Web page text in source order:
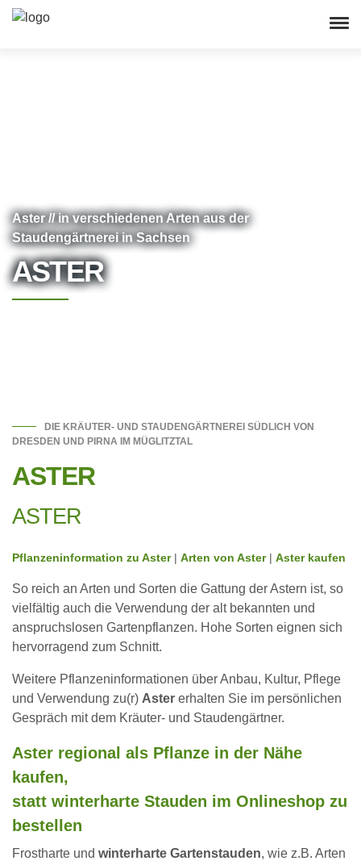
Aster // in verschiedenen Arten aus der
Staudengärtnerei in Sachsen
ASTER
DIE KRÄUTER- UND STAUDENGÄRTNEREI SÜDLICH VON
DRESDEN UND PIRNA IM MÜGLITZTAL
ASTER
ASTER
Pflanzeninformation zu Aster| Arten von Aster| Aster kaufen
So reich an Arten und Sorten die Gattung der Astern ist, so
vielfältig auch die Verwendung der alt bekannten und
anspruchslosen Gartenpflanzen. Hohe Sorten eignen sich
hervorragend zum Schnitt.
Weitere Pflanzeninformationen über Anbau, Kultur, Pflege
und Verwendung zu(r) Aster erhalten Sie im persönlichen
Gespräch mit dem Kräuter- und Staudengärtner.
Aster regional als Pflanze in der Nähe
kaufen,
statt winterharte Stauden im Onlineshop zu
bestellen
Frostharte und winterharte Gartenstauden, wie z.B. Arten